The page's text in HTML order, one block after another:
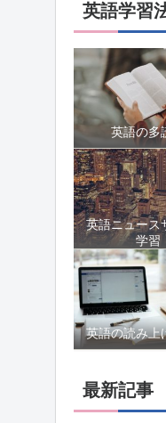
英語学習
英語の多
英語ニュース
学習
英語の読み上
最新記事